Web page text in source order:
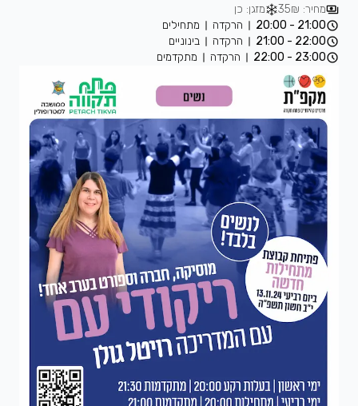
מחיר: 35₪
מזגן: כן
21:00 - 20:00
הרקדה
מתחילים
22:00 - 21:00
הרקדה
בינוניים
23:00 - 22:00
הרקדה מתקדמים